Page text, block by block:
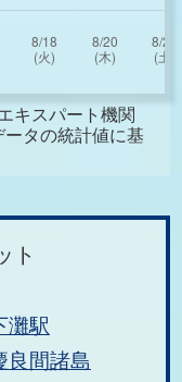
キスパート機関
タの統計値に基
ト
灘駅
良間諸島